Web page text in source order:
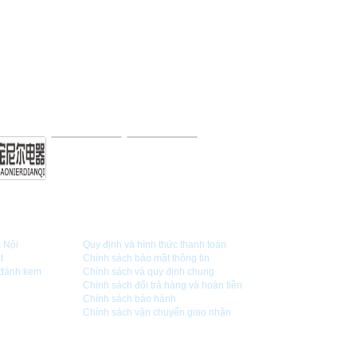
Nội
kem
Quy định và hình thức thanh toán
Chính sách bảo mật thông tin
Chính sách và quy định chung
Chính sách đổi trả hàng và hoàn tiền
Chính sách bảo hành
Chính sách vận chuyển giao nhận